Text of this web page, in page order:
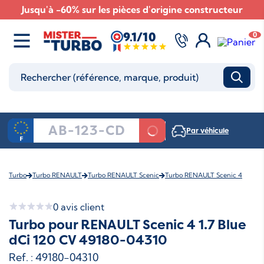
Jusqu'à -60% sur les pièces d'origine constructeur
9.1/10 0
Par véhicule
Turbo Turbo RENAULT Turbo RENAULT Scenic Turbo RENAULT Scenic 4
0 avis client
Turbo pour RENAULT Scenic 4 1.7 Blue
dCi 120 CV 49180-04310
Ref. : 49180-04310